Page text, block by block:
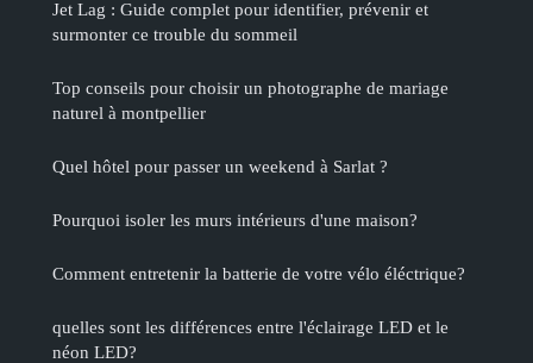
Jet Lag : Guide complet pour identifier, prévenir et
surmonter ce trouble du sommeil
Top conseils pour choisir un photographe de mariage
naturel à montpellier
Quel hôtel pour passer un weekend à Sarlat ?
Pourquoi isoler les murs intérieurs d'une maison?
Comment entretenir la batterie de votre vélo éléctrique?
quelles sont les différences entre l'éclairage LED et le
néon LED?